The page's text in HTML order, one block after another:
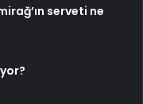
serveti ne